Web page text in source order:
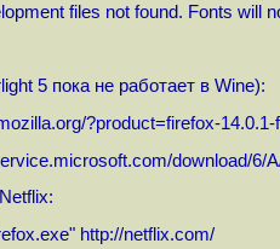
files not found. Fonts will
5 пока не работает в Wine):
?product=firefox-14.0.1-
download/6/
http://netflix.com/